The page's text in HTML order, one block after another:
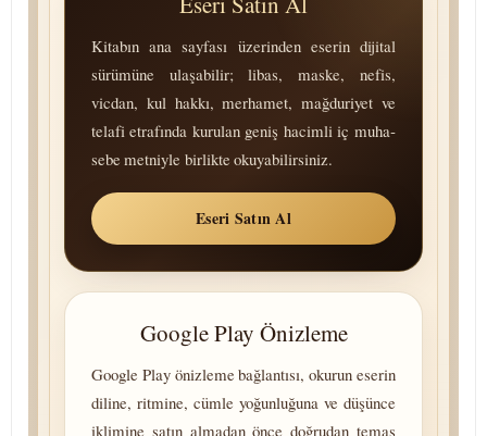
Kitabın ana sayfası üzerinden eserin dijital
sürümüne ulaşabilir; libas, maske, nefis,
vicdan, kul hakkı, merhamet, mağduriyet ve
telafi etrafında kurulan geniş hacimli iç mu­ha­
se­be metniyle birlikte okuyabilirsiniz.
Eseri Satın Al
Google Play Önizleme
Google Play önizleme bağlantısı, okurun eserin
diline, ritmine, cümle yoğunluğuna ve düşünce
iklimine satın almadan önce doğrudan temas